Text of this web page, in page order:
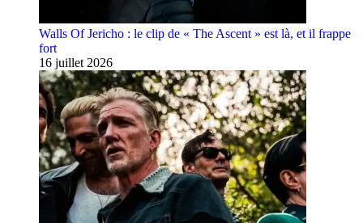
Walls Of Jericho : le clip de « The Ascent » est là, et il frappe
fort
16 juillet 2026